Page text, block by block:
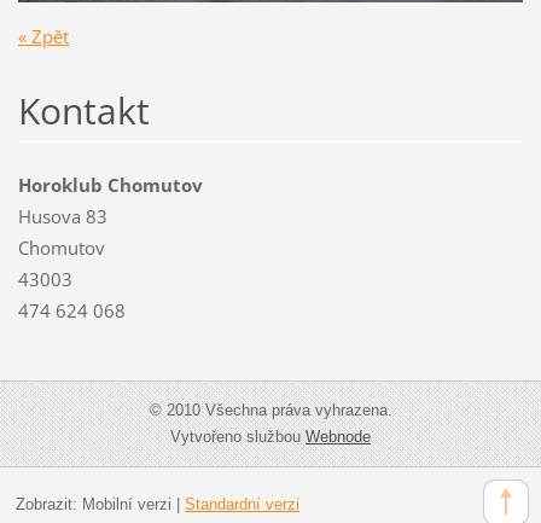
« Zpět
Kontakt
Horoklub Chomutov
Husova 83
Chomutov
43003
474 624 068
© 2010 Všechna práva vyhrazena.
Vytvořeno službouWebnode
Zobrazit: Mobilní verzi | Standardní verzi